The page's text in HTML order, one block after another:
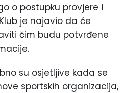
o postupku provjere i
je najavio da će
čim budu potvrđene
su osjetljive kada se
sportskih organizacija,